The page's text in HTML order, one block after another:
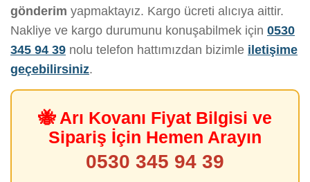
gönderim yapmaktayız. Kargo ücreti alıcıya aittir.
Nakliye ve kargo durumunu konuşabilmek için 0530
345 94 39 nolu telefon hattımızdan bizimle iletişime
geçebilirsiniz.
🐝 Arı Kovanı Fiyat Bilgisi ve
Sipariş İçin Hemen Arayın
0530 345 94 39